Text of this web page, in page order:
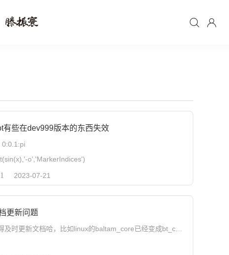
有些在dev999版本的东西失效
0:0.1:pi
o','MarkerIndices')
：
1 2023-07-21
更新问题